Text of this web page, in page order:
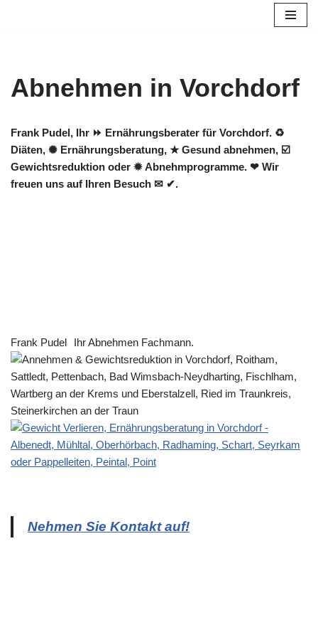
Abnehmen in Vorchdorf
Frank Pudel, Ihr ⏩ Ernährungsberater für Vorchdorf. ♻
Diäten, ✺ Ernährungsberatung, ★ Gesund abnehmen, ☑️
Gewichtsreduktion oder ✹ Abnehmprogramme. ❤ Wir
freuen uns auf Ihren Besuch ✉ ✔.
Frank Pudel Ihr Abnehmen Fachmann.
Nehmen Sie Kontakt auf!